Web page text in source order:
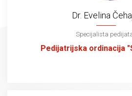
Dr. Evelina
Specijalista
Pedijatrijska ordinacija